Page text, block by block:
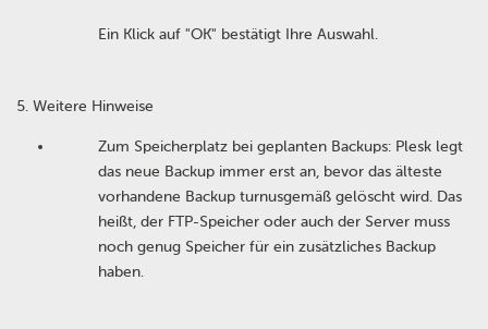
Ein Klick auf "OK" bestätigt Ihre Auswahl.
Weitere Hinweise
Zum Speicherplatz bei geplanten Backups: Plesk legt
das neue Backup immer erst an, bevor das älteste
vorhandene Backup turnusgemäß gelöscht wird. Das
heißt, der FTP-Speicher oder auch der Server muss
noch genug Speicher für ein zusätzliches Backup
haben.